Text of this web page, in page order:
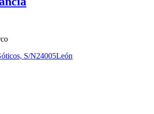
S/N24005León